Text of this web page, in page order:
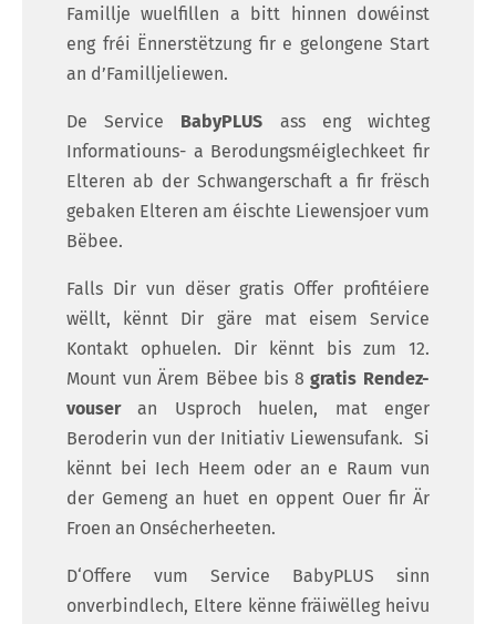
Famillje wuelfillen a bitt hinnen dowéinst
eng fréi Ënnerstëtzung fir e gelongene Start
an d’Familljeliewen.
De Service BabyPLUS ass eng wichteg
Informatiouns- a Berodungsméiglechkeet fir
Elteren ab der Schwangerschaft a fir frësch
gebaken Elteren am éischte Liewensjoer vum
Bëbee.
Falls Dir vun dëser gratis Offer profitéiere
wëllt, kënnt Dir gäre mat eisem Service
Kontakt ophuelen. Dir kënnt bis zum 12.
Mount vun Ärem Bëbee bis 8gratis Rendez-
vouseran Usproch huelen, mat enger
Beroderin vun der Initiativ Liewensufank. Si
kënnt bei Iech Heem oder an e Raum vun
der Gemeng an huet en oppent Ouer fir Är
Froen an Onsécherheeten.
D‘Offere vum Service BabyPLUS sinn
onverbindlech, Eltere kënne fräiwëlleg heivu